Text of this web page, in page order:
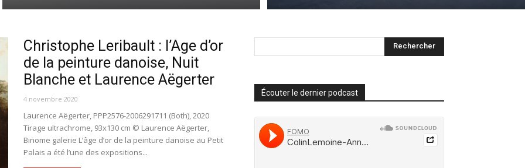
Christophe Leribault : l’Age d’or
de la peinture danoise, Nuit
Blanche et Laurence Aëgerter
4 novembre 2020
Laurence Aëgerter, PPP2576-2006291711 (Both), 2020
Tirage ultrachrome, 93x130 cm © Laurence Aëgerter,
Binome galerie L’âge d’or de la peinture danoise au Petit
Palais a été l’une des expositions...
Écouter le dernier podcast